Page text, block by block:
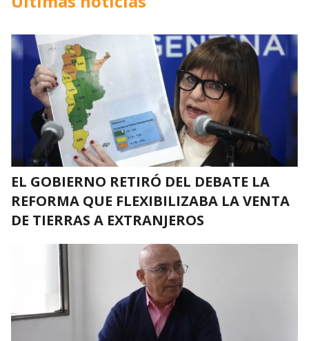
EL GOBIERNO RETIRÓ DEL DEBATE LA
REFORMA QUE FLEXIBILIZABA LA VENTA
DE TIERRAS A EXTRANJEROS